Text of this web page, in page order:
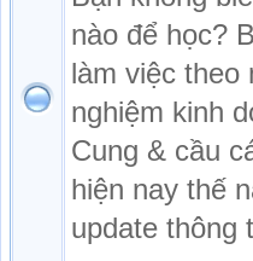
nào để học?
làm việc theo
nghiệm kinh
Cung & cầu
hiện nay thế
update thông